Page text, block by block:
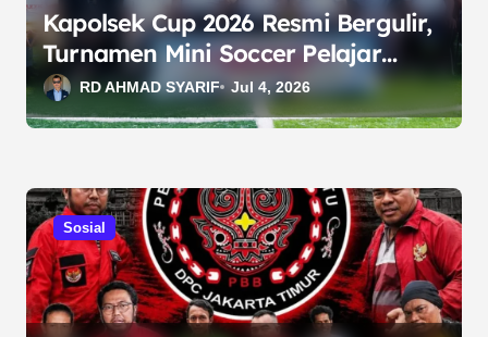
Kapolsek Cup 2026 Resmi Bergulir,
Turnamen Mini Soccer Pelajar
Semarakkan HUT Bhayangkara
RD AHMAD SYARIF Jul 4, 2026
Sosial